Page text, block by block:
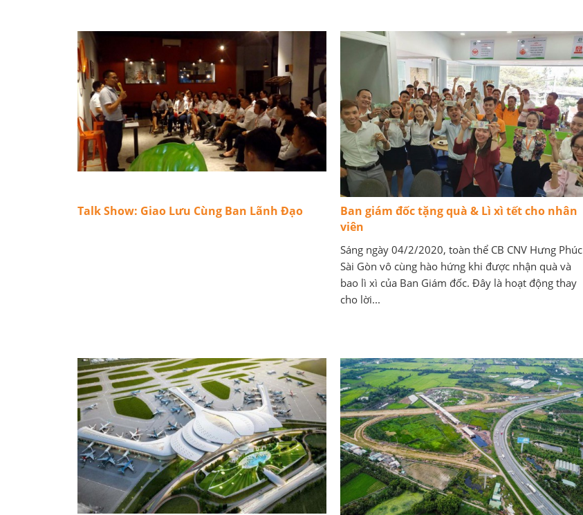
Talk Show: Giao Lưu Cùng Ban Lãnh Đạo
Ban giám đốc tặng quà & Lì xì tết cho nhân
viên
Sáng ngày 04/2/2020, toàn thể CB CNV Hưng Phúc
Sài Gòn vô cùng hào hứng khi được nhận quà và
bao lì xì của Ban Giám đốc. Đây là hoạt động thay
cho lời...